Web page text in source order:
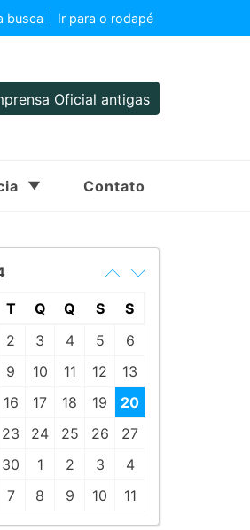
busca Ir para o rodapé
Oficial antigas
Contato
T Q Q S
S
2 3 4 5
6
9 10 11 12
13
16 17 18 19
20
23 24 25 26
27
30 1 2 3
4
7 8 9 10 11